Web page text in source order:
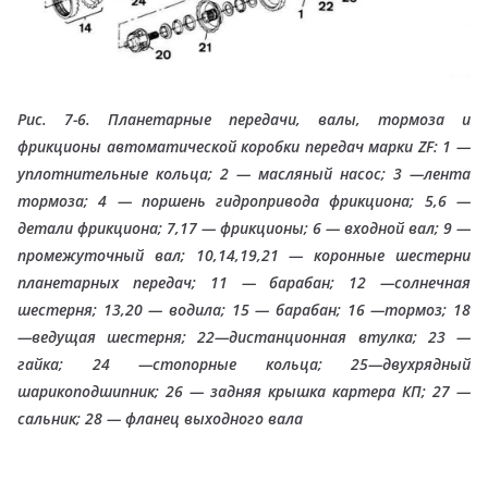
Рис. 7-6. Планетарные передачи, валы, тормоза и
фрикционы автоматической коробки передач марки ZF: 1 —
уплотнительные кольца; 2 — масляный насос; 3 —лента
тормоза; 4 — поршень гидропривода фрикциона; 5,6 —
детали фрикциона; 7,17 — фрикционы; 6 — входной вал; 9 —
промежуточный вал; 10,14,19,21 — коронные шестерни
планетарных передач; 11 — барабан; 12 —солнечная
шестерня; 13,20 — водила; 15 — барабан; 16 —тормоз; 18
—ведущая шестерня; 22—дистанционная втулка; 23 —
гайка; 24 —стопорные кольца; 25—двухрядный
шарикоподшипник; 26 — задняя крышка картера КП; 27 —
сальник; 28 — фланец выходного вала